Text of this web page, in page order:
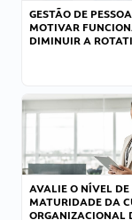
GESTÃO DE
MOTIVAR
DIMINUIR A
AVALIE O NÍVEL DE
MATURIDADE DA
ORGANIZACIONAL